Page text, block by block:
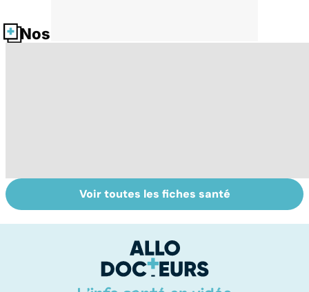
Nos fiches santé
HPV : tout savoir
sur les
Glandes
salivaires : les
glande parotide
Voir toutes les fiches santé